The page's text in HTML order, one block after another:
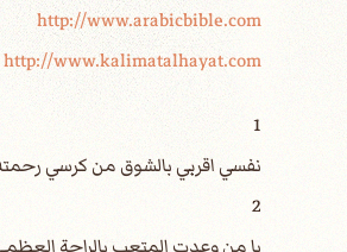
http://www.arabicbible.com
http://www.kalimatalhayat.com
1
2